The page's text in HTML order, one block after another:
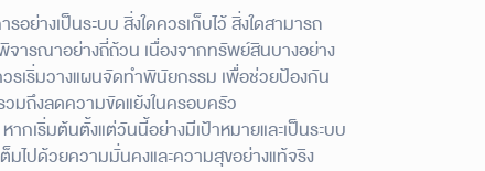
ย่างเป็นระบบ สิ่งใดควรเก็บไว้ สิ่งใดสามารถ
จารณาอย่างถี่ถ้วน เนื่องจากทรัพย์สินบางอย่าง
รเริ่มวางแผนจัดทำพินัยกรรม เพื่อช่วยป้องกัน
มถึงลดความขัดแย้งในครอบครัว
ากเริ่มต้นตั้งแต่วันนี้อย่างมีเป้าหมายและเป็นระบบ
ไปด้วยความมั่นคงและความสุขอย่างแท้จริง